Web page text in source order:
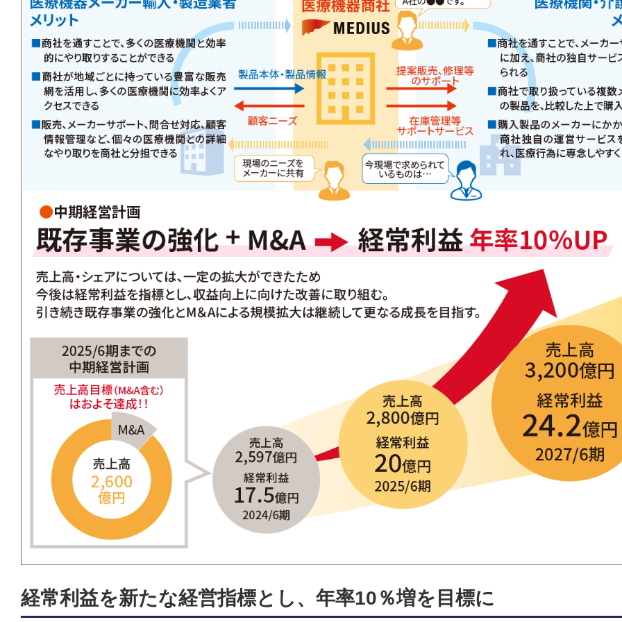
経常利益を新たな経営指標とし、年率10％増を目標に